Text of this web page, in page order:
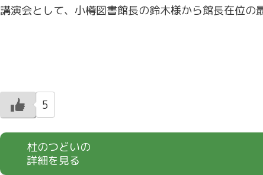
講演会として、小樽図書館長の鈴木様から館長在位の
5
杜のつどいの
詳細を見る